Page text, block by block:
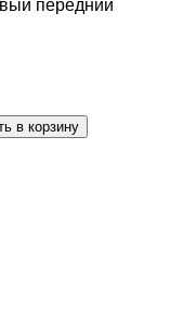
передний